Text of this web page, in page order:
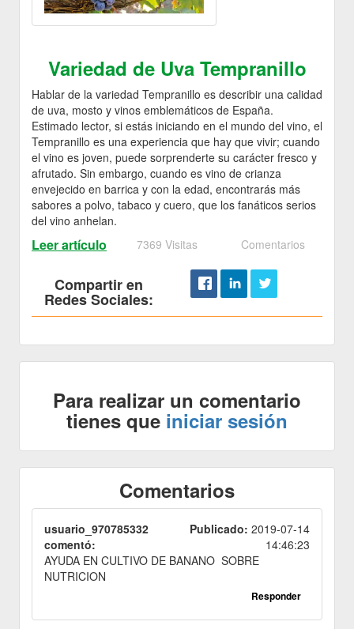
Variedad de Uva Tempranillo
Hablar de la variedad Tempranillo es describir una calidad
de uva, mosto y vinos emblemáticos de España.
Estimado lector, si estás iniciando en el mundo del vino, el
Tempranillo es una experiencia que hay que vivir; cuando
el vino es joven, puede sorprenderte su carácter fresco y
afrutado. Sin embargo, cuando es vino de crianza
envejecido en barrica y con la edad, encontrarás más
sabores a polvo, tabaco y cuero, que los fanáticos serios
del vino anhelan.
Leer artículo 7369 Visitas Comentarios
Compartir en
Redes Sociales:
Para realizar un comentario
tienes que iniciar sesión
Comentarios
usuario_970785332
comentó:
Publicado: 2019-07-14
14:46:23
AYUDA EN CULTIVO DE BANANO SOBRE
NUTRICION
Responder